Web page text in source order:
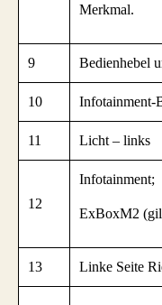
Merkmal.
9 Bedienhebel
10 Infotainment-
11 Licht – links
12
Infotainment;
ExBoxM2
13 Linke Seite